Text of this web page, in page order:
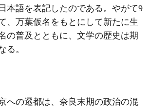
本語を表記したのである。やがて9
、万葉仮名をもとにして新たに生
の普及とともに、文学の歴史は期
る。
への遷都は、奈良末期の政治の混